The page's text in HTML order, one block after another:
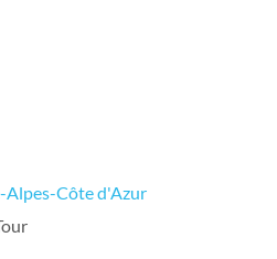
Alpes-Côte d'Azur